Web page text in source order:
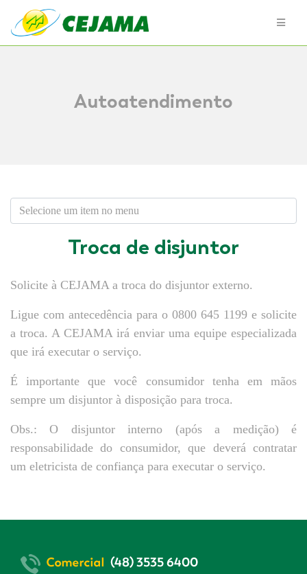
Autoatendimento
Troca de disjuntor
Solicite à CEJAMA a troca do disjuntor externo.
Ligue com antecedência para o 0800 645 1199 e solicite
a troca. A CEJAMA irá enviar uma equipe especializada
que irá executar o serviço.
É importante que você consumidor tenha em mãos
sempre um disjuntor à disposição para troca.
Obs.: O disjuntor interno (após a medição) é
responsabilidade do consumidor, que deverá contratar
um eletricista de confiança para executar o serviço.